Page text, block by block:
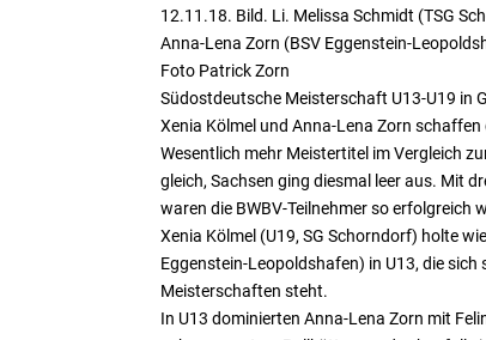
12.11.18. Bild. Li. Melissa Schmidt (TSG
Anna-Lena Zorn (BSV Eggenstein-
Foto Patrick Zorn
Südostdeutsche Meisterschaft U13-U19 in
Xenia Kölmel und Anna-Lena Zorn schaffen
Wesentlich mehr Meistertitel im Vergleich
gleich, Sachsen ging diesmal leer aus. Mit
waren die BWBV-Teilnehmer so erfolgreich
Xenia Kölmel (U19, SG Schorndorf) holte
Eggenstein-Leopoldshafen) in U13, die
Meisterschaften steht.
In U13 dominierten Anna-Lena Zorn mit